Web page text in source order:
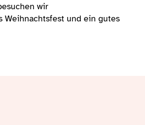
wir
Weihnachtsfest und ein gutes